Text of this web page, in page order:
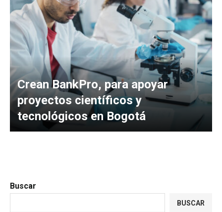
Crean BankPro, para apoyar
proyectos científicos y
tecnológicos en Bogotá
Buscar
BUSCAR